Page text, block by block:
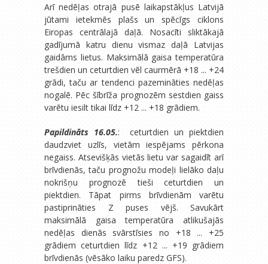
Arī nedēļas otrajā pusē laikapstākļus Latvijā
jūtami ietekmēs plašs un spēcīgs ciklons
Eiropas centrālajā daļā. Nosacīti sliktākajā
gadījumā katru dienu vismaz daļā Latvijas
gaidāms lietus. Maksimālā gaisa temperatūra
trešdien un ceturtdien vēl caurmērā +18 ... +24
grādi, taču ar tendenci pazemināties nedēļas
nogalē. Pēc šībrīža prognozēm sestdien gaiss
varētu iesilt tikai līdz +12 ... +18 grādiem.
Papildināts 16.05.: ceturtdien un piektdien
daudzviet uzlīs, vietām iespējams pērkona
negaiss. Atsevišķās vietās lietu var sagaidīt arī
brīvdienās, taču prognožu modeļi lielāko daļu
nokrišņu prognozē tieši ceturtdien un
piektdien. Tāpat pirms brīvdienām varētu
pastiprināties Z puses vējš. Savukārt
maksimālā gaisa temperatūra atlikušajās
nedēļas dienās svārstīsies no +18 ... +25
grādiem ceturtdien līdz +12 ... +19 grādiem
brīvdienās (vēsāko laiku paredz GFS).